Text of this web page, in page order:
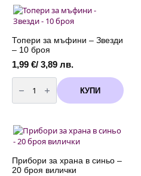
червени
-
13
Топери за мъфини – Звезди
– 10 броя
1,99 €/ 3,89 лв.
количество
за
Топери
за
Звезди
-
10
КУПИ
Прибори за храна в синьо –
20 броя вилички